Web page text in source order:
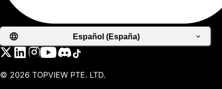
Español (España)
© 2026 TOPVIEW PTE. LTD.